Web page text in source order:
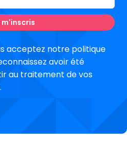
acceptez notre politique
avoir été
au traitement de vos